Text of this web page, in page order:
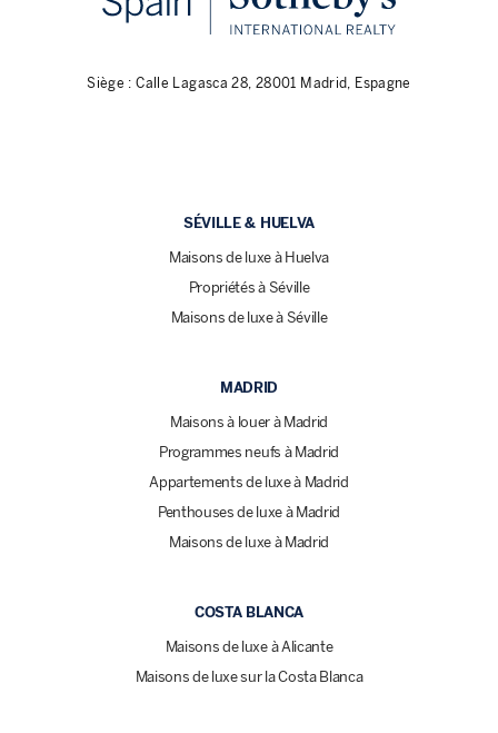
Siège : Calle Lagasca 28, 28001 Madrid, Espagne
SÉVILLE & HUELVA
Maisons de luxe à Huelva
Propriétés à Séville
Maisons de luxe à Séville
MADRID
Maisons à louer à Madrid
Programmes neufs à Madrid
Appartements de luxe à Madrid
Penthouses de luxe à Madrid
Maisons de luxe à Madrid
COSTA BLANCA
Maisons de luxe à Alicante
Maisons de luxe sur la Costa Blanca